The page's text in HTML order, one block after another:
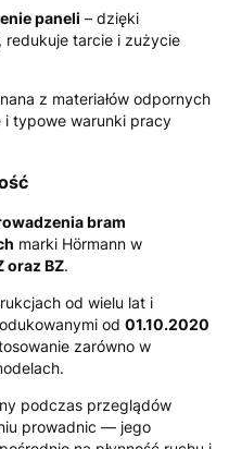
paneli – dzięki
redukuje tarcie i zużycie
z materiałów odpornych
i typowe warunki pracy
bram
marki Hörmann w
oraz BZ.
od wielu lat i
od 01.10.2020
zarówno w
podczas przeglądów
prowadnic — jego